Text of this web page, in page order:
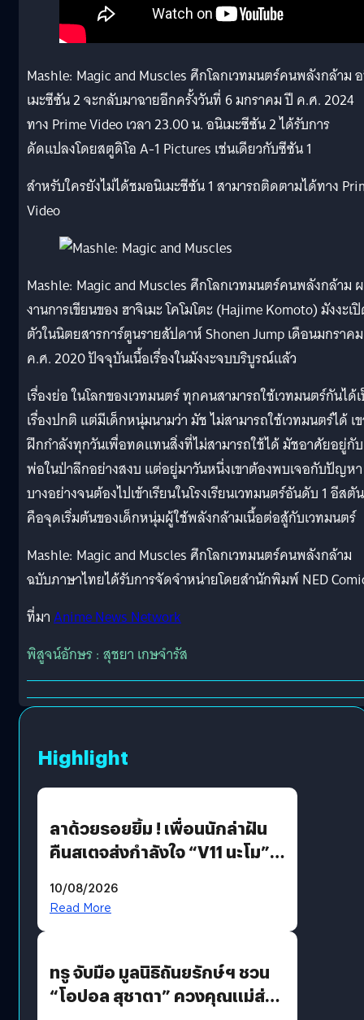
Mashle: Magic and Muscles ศึกโลกเวทมนตร์คนพลังกล้าม
เมะซีซัน 2 จะกลับมาฉายอีกครั้งวันที่ 6 มกราคม ปี ค.ศ. 2024
ทาง Prime Video เวลา 23.00 น. อนิเมะซีซัน 2 ได้รับการ
ดัดแปลงโดยสตูดิโอ A-1 Pictures เช่นเดียวกับซีซัน 1
สำหรับใครยังไม่ได้ชมอนิเมะซีซัน 1 สามารถติดตามได้ทาง
Video
Mashle: Magic and Muscles ศึกโลกเวทมนตร์คนพลังกล้าม
งานการเขียนของ ฮาจิเมะ โคโมโตะ (Hajime Komoto) มังงะเ
ตัวในนิตยสารการ์ตูนรายสัปดาห์ Shonen Jump เดือนมกราค
ค.ศ. 2020 ปัจจุบันเนื้อเรื่องในมังงะจบบริบูรณ์แล้ว
เรื่องย่อ ในโลกของเวทมนตร์ ทุกคนสามารถใช้เวทมนตร์กันได้
เรื่องปกติ แต่มีเด็กหนุ่มนามว่า มัช ไม่สามารถใช้เวทมนตร์ได้ เ
ฝึกกำลังทุกวันเพื่อทดแทนสิ่งที่ไม่สามารถใช้ได้ มัชอาศัยอยู่กับ
พ่อในป่าลึกอย่างสงบ แต่อยู่มาวันหนึ่งเขาต้องพบเจอกับปัญหา
บางอย่างจนต้องไปเข้าเรียนในโรงเรียนเวทมนตร์อันดับ 1 อีสตั
คือจุดเริ่มต้นของเด็กหนุ่มผู้ใช้พลังกล้ามเนื้อต่อสู้กับเวทมนตร์
Mashle: Magic and Muscles ศึกโลกเวทมนตร์คนพลังกล้าม
ฉบับภาษาไทยได้รับการจัดจำหน่ายโดยสำนักพิมพ์ NED
ที่มาAnime News Network
พิสูจน์อักษร : สุชยา เกษจำรัส
Highlight
ลาด้วยรอยยิ้ม ! เพื่อนนักล่าฝัน
คืนสเตจส่งกำลังใจ “V11 นะโม”
รักแน่นฮอลล์
10/08/2026
Read More
ทรู จับมือ มูลนิธิถันยรักษ์ฯ ชวน
“โอปอล สุชาตา” ควงคุณแม่ส่ง